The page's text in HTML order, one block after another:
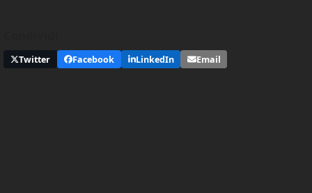
Twitter Facebook LinkedIn Email